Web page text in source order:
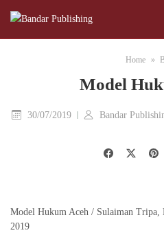
Home
Model
30/07/2019 Bandar
Model Hukum Aceh / Sulaiman Tripa,
2019